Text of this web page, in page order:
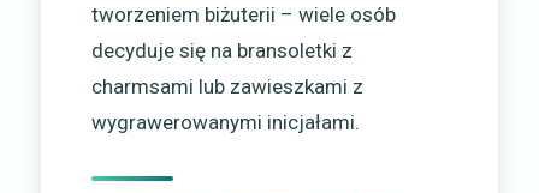
tworzeniem biżuterii – wiele osób
decyduje się na bransoletki z
charmsami lub zawieszkami z
wygrawerowanymi inicjałami.